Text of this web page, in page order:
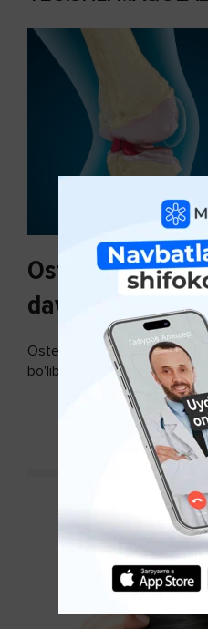
Osteoartroz
davolash usullari
Osteoartroz - bo'g'imlarning
bo'lib, so'ngi paytda
ko'payishi tendentsiyasi